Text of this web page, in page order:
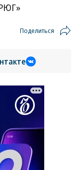
Поделиться